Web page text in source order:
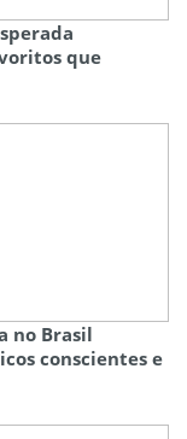
que
no Brasil
conscientes e